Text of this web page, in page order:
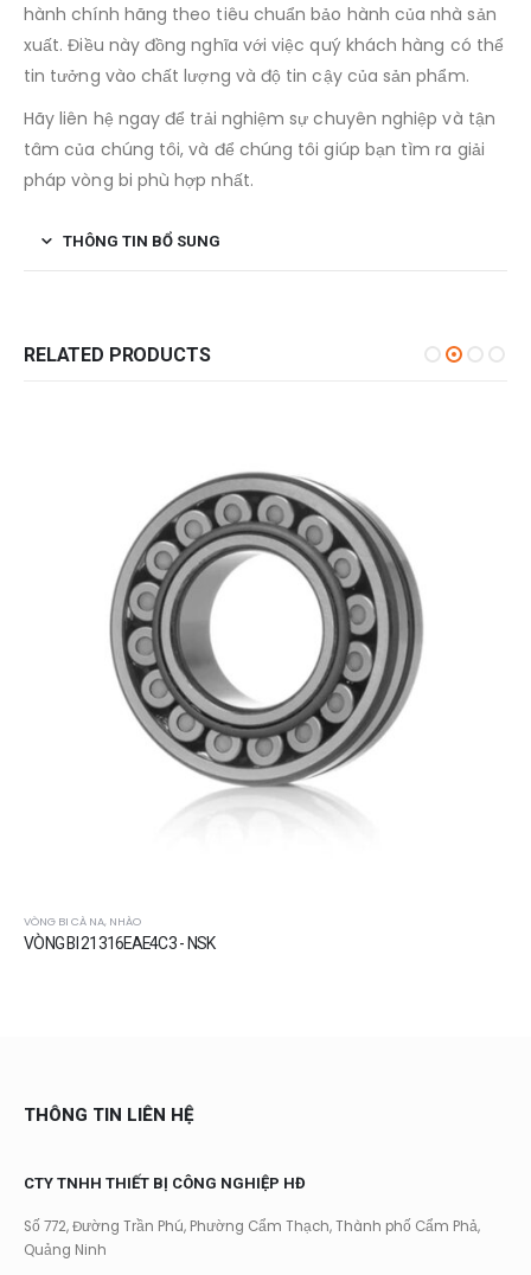
hành chính hãng theo tiêu chuẩn bảo hành của nhà sản
xuất. Điều này đồng nghĩa với việc quý khách hàng có thể
tin tưởng vào chất lượng và độ tin cậy của sản phẩm.
Hãy liên hệ ngay để trải nghiệm sự chuyên nghiệp và tận
tâm của chúng tôi, và để chúng tôi giúp bạn tìm ra giải
pháp vòng bi phù hợp nhất.
THÔNG TIN BỔ SUNG
RELATED PRODUCTS
VÒNG BI CÀ NA, NHÀO
VÒNG BI 21316EAE4C3 - NSK
THÔNG TIN LIÊN HỆ
CTY TNHH THIẾT BỊ CÔNG NGHIỆP HĐ
Số 772, Đường Trần Phú, Phường Cẩm Thạch, Thành phố Cẩm Phả,
Quảng Ninh